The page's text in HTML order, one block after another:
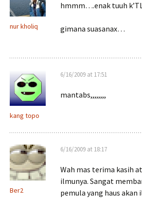
nur kholiq
hmmm….enak tuuh
gimana suasanax…
kang topo
6/16/2009 at 17:51
mantabs,,,,,,,,
Ber2
6/16/2009 at 18:17
Wah mas terima kasih
ilmunya. Sangat
pemula yang haus akan